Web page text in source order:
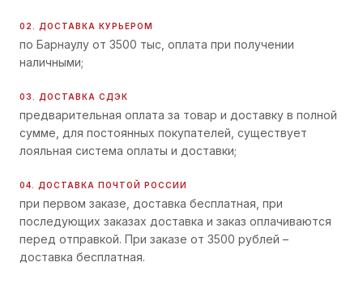
02. ДОСТАВКА КУРЬЕРОМ
по Барнаулу от 3500 тыс, оплата при получении
наличными;
03. ДОСТАВКА СДЭК
предварительная оплата за товар и доставку в полной
сумме, для постоянных покупателей, существует
лояльная система оплаты и доставки;
04. ДОСТАВКА ПОЧТОЙ РОССИИ
при первом заказе, доставка бесплатная, при
последующих заказах доставка и заказ оплачиваются
перед отправкой. При заказе от 3500 рублей –
доставка бесплатная.